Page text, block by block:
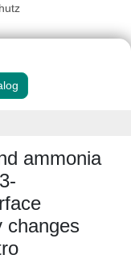
ammonia
changes